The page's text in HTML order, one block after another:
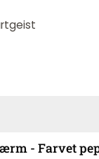
- Farvet